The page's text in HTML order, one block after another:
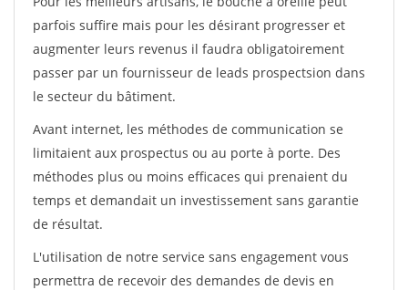
parfois suffire mais pour les désirant progresser et
augmenter leurs revenus il faudra obligatoirement
passer par un fournisseur de leads prospectsion dans
le secteur du bâtiment.
Avant internet, les méthodes de communication se
limitaient aux prospectus ou au porte à porte. Des
méthodes plus ou moins efficaces qui prenaient du
temps et demandait un investissement sans garantie
de résultat.
L'utilisation de notre service sans engagement vous
permettra de recevoir des demandes de devis en